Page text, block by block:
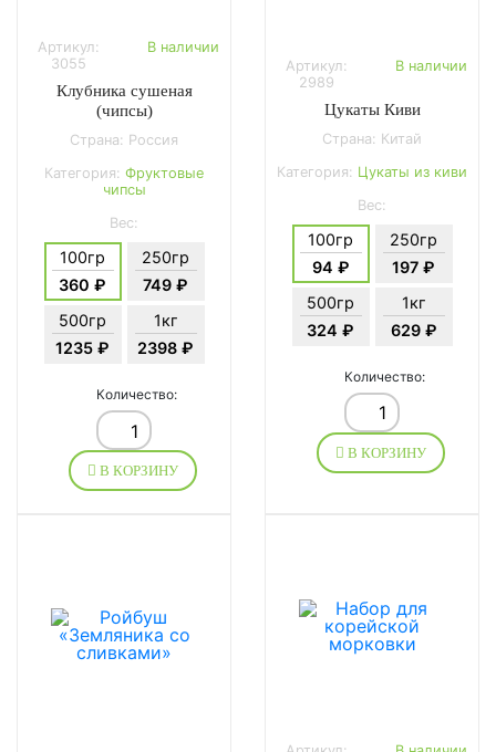
Артикул:
3055
В наличии
Клубника сушеная
(чипсы)
Страна: Россия
Категория: Фруктовые
чипсы
Вес:
100гр
360 ₽
250гр
749 ₽
500гр
1235 ₽
1кг
2398 ₽
Количество:
В КОРЗИНУ
Артикул:
2989
В наличии
Цукаты Киви
Страна: Китай
Категория: Цукаты из киви
Вес:
100гр
94 ₽
250гр
197 ₽
500гр
324 ₽
1кг
629 ₽
Количество:
В КОРЗИНУ